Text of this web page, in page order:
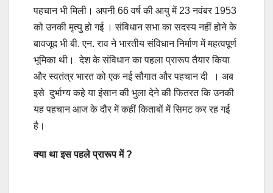
पहचान भी मिली। अपनी 66 वर्ष की आयु में 23 नवंबर 1953
को उनकी मृत्यु हो गई । संविधान सभा का सदस्य नहीं होने के
बावजूद भी बी. एन. राव ने भारतीय संविधान निर्माण में महत्वपूर्ण
भूमिका थी। देश के संविधान का पहला प्रारूप तैयार किया
और स्वतंत्र भारत को एक नई सौगात और पहचान दी । अब
इसे दुर्भाग्य कहे या इंसान की भुला देने की फितरत कि उनकी
यह पहचान आज के दौर में कहीं किताबों में सिमट कर रह गई
है।
क्या था इस पहले प्रारूप में ?